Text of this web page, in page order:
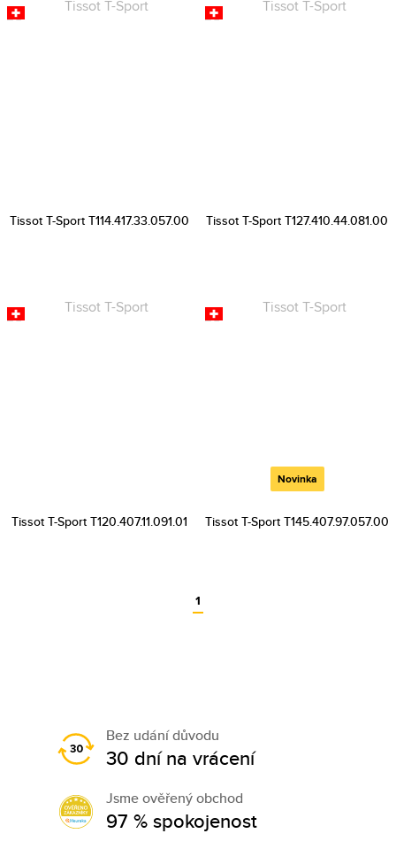
Tissot T-Sport T114.417.33.057.00 Tissot T-Sport T127.410.44.081.00
Tissot T-Sport T120.407.11.091.01
Novinka
Tissot T-Sport T145.407.97.057.00
1
Bez udání důvodu
30 dní na vrácení
Jsme ověřený obchod
97 % spokojenost